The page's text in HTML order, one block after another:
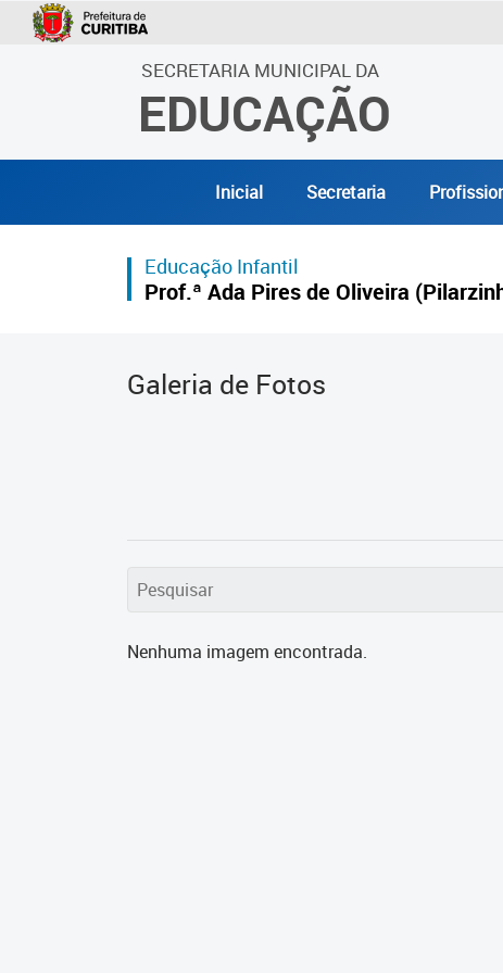
SECRETARIA MUNICIPAL DA
EDUCAÇÃO
Inicial Secretaria
Educação Infantil
Prof.ª Ada Pires de Oliveira
Galeria de Fotos
Nenhuma imagem encontrada.